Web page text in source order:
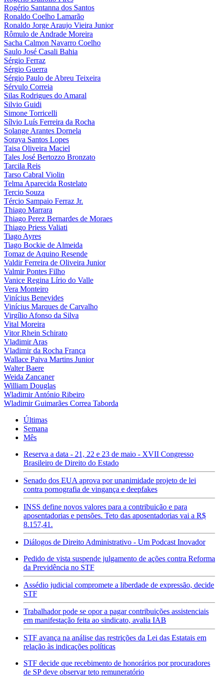
Rogério Santanna dos Santos
Ronaldo Coelho Lamarão
Ronaldo Jorge Araujo Vieira Junior
Rômulo de Andrade Moreira
Sacha Calmon Navarro Coelho
Saulo José Casali Bahia
Sérgio Ferraz
Sérgio Guerra
Sérgio Paulo de Abreu Teixeira
Sérvulo Correia
Silas Rodrigues do Amaral
Silvio Guidi
Simone Torricelli
Sílvio Luís Ferreira da Rocha
Solange Arantes Dornela
Soraya Santos Lopes
Taisa Oliveira Maciel
Tales José Bertozzo Bronzato
Tarcila Reis
Tarso Cabral Violin
Telma Aparecida Rostelato
Tercio Souza
Tércio Sampaio Ferraz Jr.
Thiago Marrara
Thiago Perez Bernardes de Moraes
Thiago Priess Valiati
Tiago Ayres
Tiago Bockie de Almeida
Tomaz de Aquino Resende
Valdir Ferreira de Oliveira Junior
Valmir Pontes Filho
Vanice Regina Lírio do Valle
Vera Monteiro
Vinícius Benevides
Vinícius Marques de Carvalho
Virgílio Afonso da Silva
Vital Moreira
Vitor Rhein Schirato
Vladimir Aras
Vladimir da Rocha França
Wallace Paiva Martins Junior
Walter Baere
Weida Zancaner
William Douglas
Wladimir António Ribeiro
Wladimir Guimarães Correa Taborda
Últimas
Semana
Mês
Reserva a data - 21, 22 e 23 de maio - XVII Congresso
Brasileiro de Direito do Estado
Senado dos EUA aprova por unanimidade projeto de lei
contra pornografia de vingança e deepfakes
INSS define novos valores para a contribuição e para
aposentadorias e pensões. Teto das aposentadorias vai a R$
8.157,41.
Diálogos de Direito Administrativo - Um Podcast Inovador
Pedido de vista suspende julgamento de ações contra Reforma
da Previdência no STF
Assédio judicial compromete a liberdade de expressão, decide
STF
Trabalhador pode se opor a pagar contribuições assistenciais
em manifestação feita ao sindicato, avalia IAB
STF avança na análise das restrições da Lei das Estatais em
relação às indicações políticas
STF decide que recebimento de honorários por procuradores
de SP deve observar teto remuneratório